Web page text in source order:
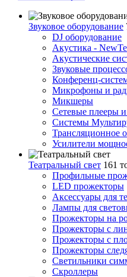
Звуковое оборудование
DJ оборудование
Акустика -
Акустические
Звуковые
Конференц-
Микрофоны и
Микшеры
Сетевые плееры
Системы
Трансляционное
Усилители
Театральный свет 161
Профильные
LED прожекторы
Аксессуары для
Лампы для
Прожекторы на
Прожекторы с
Прожекторы с
Прожекторы
Светильники
Скроллеры